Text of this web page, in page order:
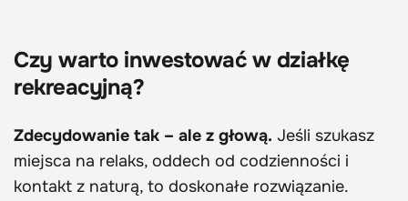
Czy warto inwestować w działkę
rekreacyjną?
Zdecydowanie tak – ale z głową. Jeśli szukasz
miejsca na relaks, oddech od codzienności i
kontakt z naturą, to doskonałe rozwiązanie.